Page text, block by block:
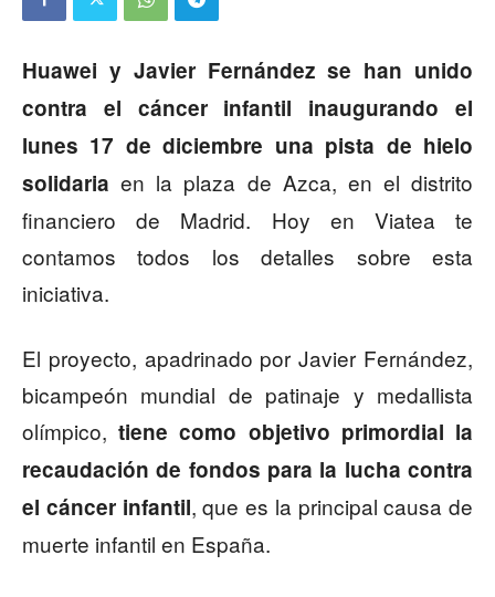
Huawei y Javier Fernández se han unido
contra el cáncer infantil inaugurando el
lunes 17 de diciembre una pista de hielo
solidaria en la plaza de Azca, en el distrito
financiero de Madrid. Hoy en Viatea te
contamos todos los detalles sobre esta
iniciativa.
El proyecto, apadrinado por Javier Fernández,
bicampeón mundial de patinaje y medallista
olímpico,tiene como objetivo primordial la
recaudación de fondos para la lucha contra
el cáncer infantil, que es la principal causa de
muerte infantil en España.